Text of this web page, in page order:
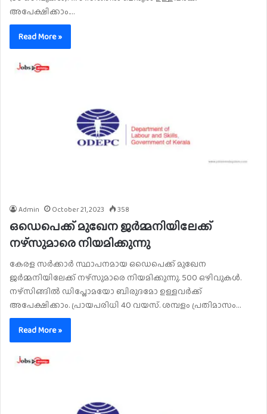
അപേക്ഷിക്കാം.…
Read More »
Admin October 21, 2023 358
ഒഡെപെക്ക് മുഖേന ജർമ്മനിയിലേക്ക്
നഴ്‌സുമാരെ നിയമിക്കുന്നു
കേരള സർക്കാർ സ്ഥാപനമായ ഒഡെപെക്ക് മുഖേന
ജർമ്മനിയിലേക്ക് നഴ്‌സുമാരെ നിയമിക്കുന്നു. 500 ഒഴിവുകൾ.
നഴ്സിങ്ങിൽ ഡിപ്ലോമയോ ബിരുദമോ ഉള്ളവർക്ക്
അപേക്ഷിക്കാം. പ്രായപരിധി 40 വയസ്. ശമ്പളം പ്രതിമാസം…
Read More »